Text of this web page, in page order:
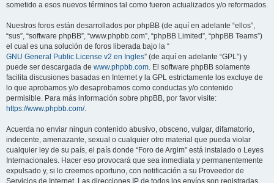
sometido a esos nuevos términos tal como fueron actualizados y/o reformados.
Nuestros foros están desarrollados por phpBB (de aquí en adelante “ellos”,
“sus”, “software phpBB”, “www.phpbb.com”, “phpBB Limited”, “phpBB Teams”)
el cual es una solución de foros liberada bajo la “
GNU General Public License v2 en Ingles” (de aquí en adelante “GPL”) y
puede ser descargada de www.phpbb.com. El software phpBB solamente
facilita discusiones basadas en Internet y la GPL estrictamente los excluye de
lo que aprobamos y/o desaprobamos como conductas y/o contenido
permisible. Para más información sobre phpBB, por favor visite:
https://www.phpbb.com/.
Acuerda no enviar ningun contenido abusivo, obsceno, vulgar, difamatorio,
indecente, amenazante, sexual o cualquier otro material que pueda violar
cualquier ley de su país, el país donde “Foro de Argim” está instalado o Leyes
Internacionales. Hacer eso provocará que sea inmediata y permanentemente
expulsado y, si lo creemos oportuno, con notificación a su Proveedor de
Servicios de Internet. Las direcciones IP de todos los envíos son registradas